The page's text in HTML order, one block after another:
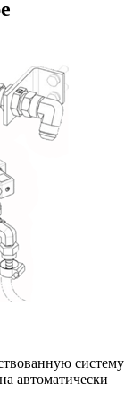
систему
автоматически